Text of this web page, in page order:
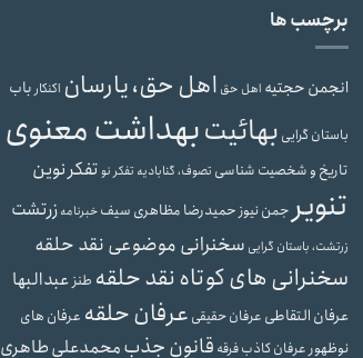
برچسب ها
انجمن حجتیه اهل حق اهل حق، یارسان اکنکارباب
باستان گرایی بهائیتبهداشت معنوی
تاریخ و شخصیت شناسی تصوف، گنابادیه تفکر نوتفکر نوین
تنویر جمن نیوزحمیدرضا مظاهری سیفخبرنامهزرتشت
زرتشت، باستان گرایی سخنرانی موضوعی نقد حلقه
سخنرانی های کوتاه نقد حلقه طنزعبدالبها
عرفان التقاطی عرفان حقیقی عرفان حلقه عرفان های
نوظهورعرفان کاذبفرقه قانون جذبمحمدعلی طاهری